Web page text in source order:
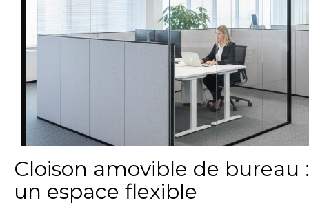
Cloison amovible de bureau
un espace flexible